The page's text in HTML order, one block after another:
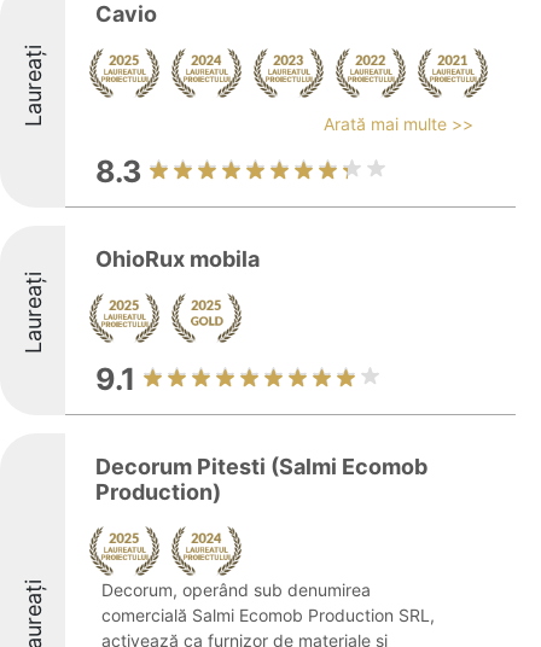
Laureați
Cavio
Arată mai multe >>
8.3
Laureați
OhioRux mobila
9.1
Laureați
Decorum Pitesti (Salmi Ecomob
Production)
Decorum, operând sub denumirea
comercială Salmi Ecomob Production SRL,
activează ca furnizor de materiale și